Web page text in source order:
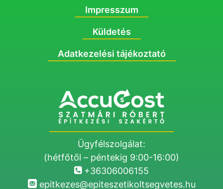
Impresszum
Küldetés
Adatkezelési tájékoztató
Ügyfélszolgálat:
(hétfőtől – péntekig 9:00-16:00)
+36306006155
epitkezes@epiteszetikoltsegvetes.hu